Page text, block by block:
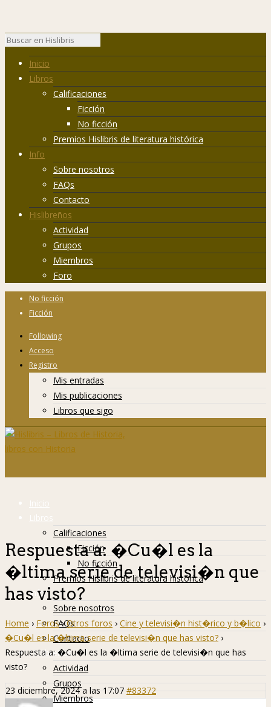
Inicio
Libros
Calificaciones
Ficción
No ficción
Premios Hislibris de literatura histórica
Info
Sobre nosotros
FAQs
Contacto
Hislibreños
Actividad
Grupos
Miembros
Foro
No ficción
Ficción
Following
Acceso
Registro
Mis entradas
Mis publicaciones
Libros que sigo
Inicio
Libros
Calificaciones
Ficción
No ficción
Premios Hislibris de literatura histórica
Info
Sobre nosotros
FAQs
Contacto
Hislibreños
Actividad
Grupos
Miembros
Respuesta a: �Cu�l es la
�ltima serie de televisi�n que
has visto?
Home › Foros › Otros foros › Cine y televisi�n hist�rico y b�lico ›
�Cu�l es la �ltima serie de televisi�n que has visto? ›
Respuesta a: �Cu�l es la �ltima serie de televisi�n que has
visto?
23 diciembre, 2024 a las 17:07 #83372